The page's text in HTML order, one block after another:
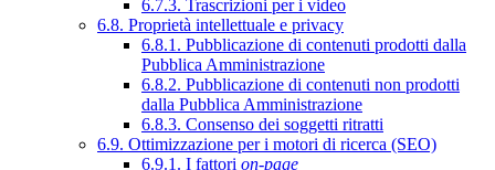
6.7.3. Trascrizioni per i video
6.8. Proprietà intellettuale e privacy
6.8.1. Pubblicazione di contenuti prodotti dalla
Pubblica Amministrazione
6.8.2. Pubblicazione di contenuti non prodotti
dalla Pubblica Amministrazione
6.8.3. Consenso dei soggetti ritratti
6.9. Ottimizzazione per i motori di ricerca (SEO)
6.9.1. I fattori on-page